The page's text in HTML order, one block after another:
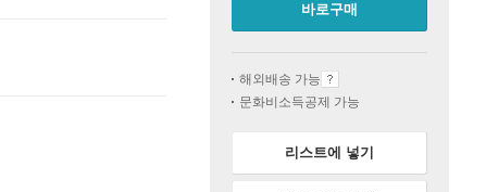
바로구매
해외배송 가능
문화비소득공제 가능
리스트에 넣기